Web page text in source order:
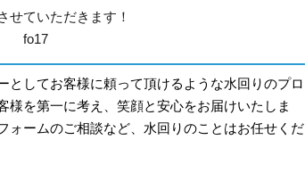
せていただきます！
fo17
としてお客様に頼って頂けるような水回りのプロ
様を第一に考え、笑顔と安心をお届けいたしま
ォームのご相談など、水回りのことはお任せくだ